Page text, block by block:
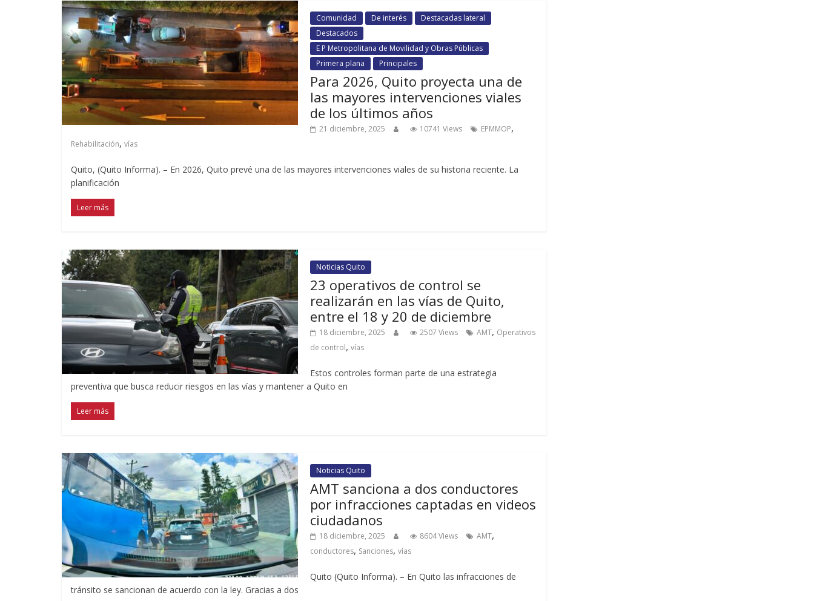
Comunidad De interés
Destacadas lateral
Destacados
E P Metropolitana de Movilidad y Obras Públicas
Primera plana
Principales
Para 2026, Quito proyecta una de
las mayores intervenciones viales
de los últimos años
21 diciembre, 2025 10741 Views EPMMOP,
Rehabilitación, vías
Quito, (Quito Informa). – En 2026, Quito prevé una de las mayores intervenciones viales de su historia reciente. La
planificación
Leer más
Noticias Quito
23 operativos de control se
realizarán en las vías de Quito,
entre el 18 y 20 de diciembre
18 diciembre, 2025 2507 Views AMT, Operativos
de control, vías
Estos controles forman parte de una estrategia
preventiva que busca reducir riesgos en las vías y mantener a Quito en
Leer más
Noticias Quito
AMT sanciona a dos conductores
por infracciones captadas en videos
ciudadanos
18 diciembre, 2025 8604 Views AMT,
conductores, Sanciones, vías
Quito (Quito Informa). – En Quito las infracciones de
tránsito se sancionan de acuerdo con la ley. Gracias a dos